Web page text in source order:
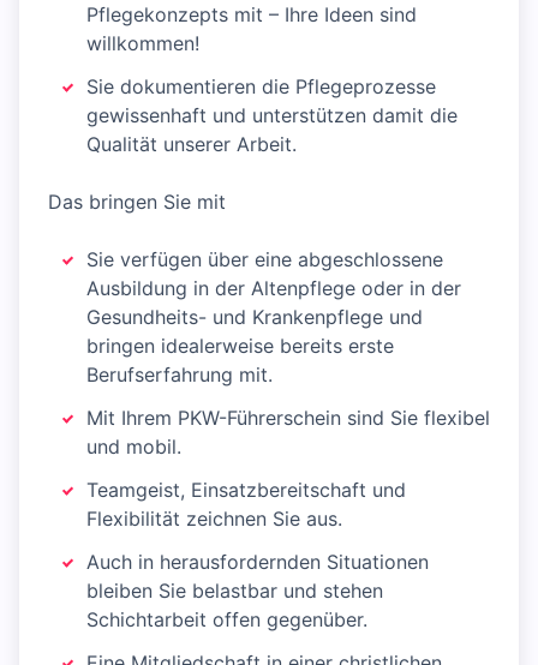
Pflegekonzepts mit – Ihre Ideen sind
willkommen!
Sie dokumentieren die Pflegeprozesse
gewissenhaft und unterstützen damit die
Qualität unserer Arbeit.
Das bringen Sie mit
Sie verfügen über eine abgeschlossene
Ausbildung in der Altenpflege oder in der
Gesundheits- und Krankenpflege und
bringen idealerweise bereits erste
Berufserfahrung mit.
Mit Ihrem PKW-Führerschein sind Sie flexibel
und mobil.
Teamgeist, Einsatzbereitschaft und
Flexibilität zeichnen Sie aus.
Auch in herausfordernden Situationen
bleiben Sie belastbar und stehen
Schichtarbeit offen gegenüber.